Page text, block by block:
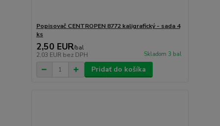
Popisovač CENTROPEN 8772 kaligrafický - sada 4
ks
2,50 EUR/bal
2,03 EUR bez DPH Skladom 3 bal
Pridať do košíka